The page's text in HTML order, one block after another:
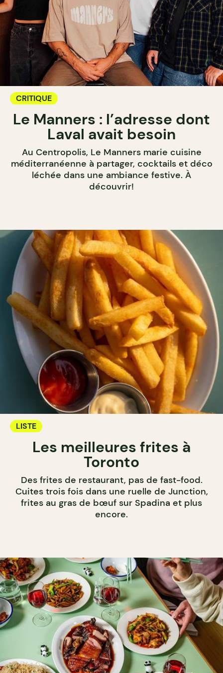
CRITIQUE
Le Manners : l’adresse dont
Laval avait besoin
Au Centropolis, Le Manners marie cuisine
méditerranéenne à partager, cocktails et déco
léchée dans une ambiance festive. À
découvrir!
LISTE
Les meilleures frites à
Toronto
Des frites de restaurant, pas de fast-food.
Cuites trois fois dans une ruelle de Junction,
frites au gras de bœuf sur Spadina et plus
encore.